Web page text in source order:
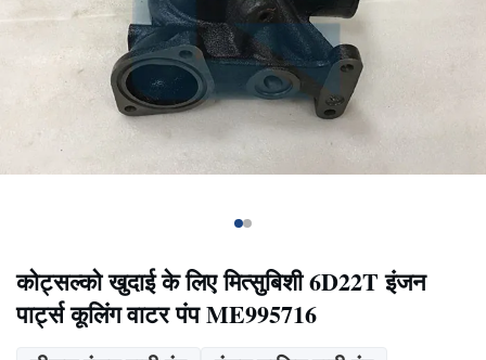
कोट्सल्को खुदाई के लिए मित्सुबिशी 6D22T इंजन
पार्ट्स कूलिंग वाटर पंप ME995716